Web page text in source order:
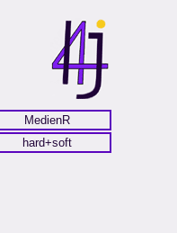
MedienR
hard+soft